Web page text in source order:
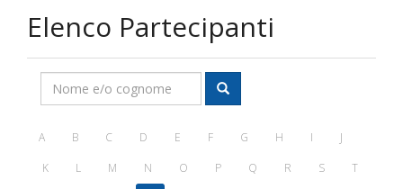
Elenco Partecipanti
A B C D E F G H I
J
K
L M N O P Q R S
T